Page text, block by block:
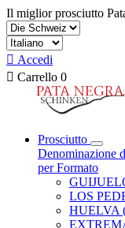
Il miglior prosciutto
 Accedi
 Carrello 0
Prosciutto
Denominazione
per Formato
LOS
HUELVA